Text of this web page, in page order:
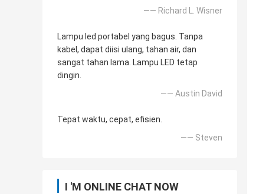
—— Richard L. Wisner
Lampu led portabel yang bagus. Tanpa
kabel, dapat diisi ulang, tahan air, dan
sangat tahan lama. Lampu LED tetap
dingin.
—— Austin David
Tepat waktu, cepat, efisien.
—— Steven
I 'M ONLINE CHAT NOW